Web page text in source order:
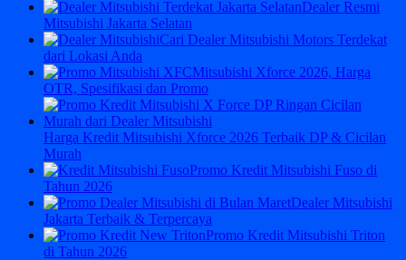
Dealer Resmi
Mitsubishi Jakarta Selatan
Cari Dealer Mitsubishi Motors Terdekat
dari Lokasi Anda
Mitsubishi Xforce 2026, Harga
OTR, Spesifikasi dan Promo
Harga Kredit Mitsubishi Xforce 2026 Terbaik DP & Cicilan
Murah
Promo Kredit Mitsubishi Fuso di
Tahun 2026
Dealer Mitsubishi
Jakarta Terbaik & Terpercaya
Promo Kredit Mitsubishi Triton
di Tahun 2026